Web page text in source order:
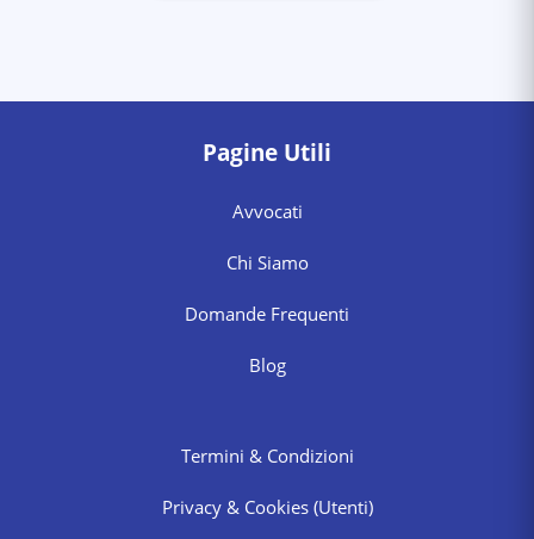
Pagine Utili
Avvocati
Chi Siamo
Domande Frequenti
Blog
Termini & Condizioni
Privacy & Cookies (Utenti)